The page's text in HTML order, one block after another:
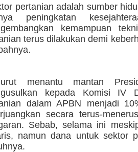
pertanian adalah sumber
peningkatan
kemampuan
terus dilakukan demi
menantu mantan
kepada Komisi IV
dalam APBN menjadi
secara terus-
Sebab, selama ini
namun dana untuk sektor